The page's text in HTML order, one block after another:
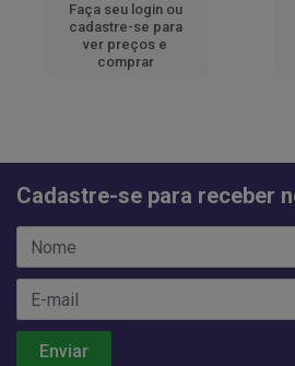
Faça seu login ou
cadastre-se para
ver preços e
comprar
Cadastre-se para receber